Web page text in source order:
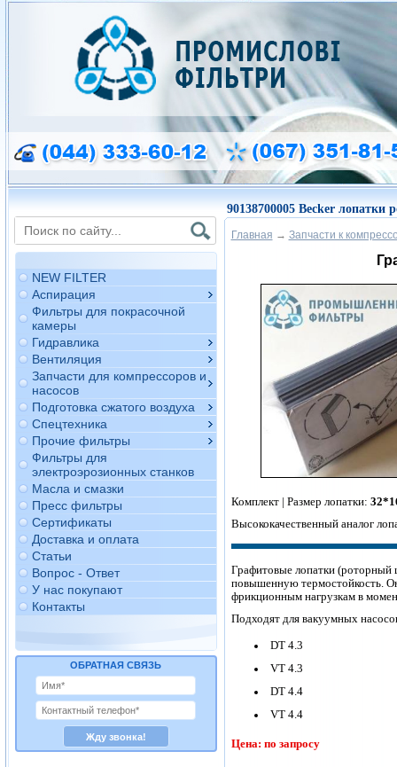
NEW FILTER
Аспирация
Фильтры для покрасочной
камеры
Гидравлика
Вентиляция
Запчасти для компрессоров и
насосов
Подготовка сжатого воздуха
Спецтехника
Прочие фильтры
Фильтры для
электроэрозионных станков
Масла и смазки
Пресс фильтры
Сертификаты
Доставка и оплата
Статьи
Вопрос - Ответ
У нас покупают
Контакты
ОБРАТНАЯ СВЯЗЬ
90138700005 Becker лопатки
Главная → Запчасти к
Комплект | Размер лопатки:
Высококачественный аналог
Графитовые лопатки
повышенную термостойкость.
фрикционным нагрузкам в
Подходят для вакуумных
DT 4.3
VT 4.3
DT 4.4
VT 4.4
Цена: по запросу